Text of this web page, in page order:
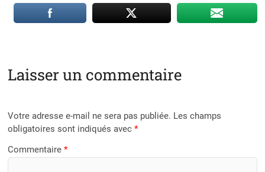
Laisser un commentaire
Votre adresse e-mail ne sera pas publiée. Les champs
obligatoires sont indiqués avec*
Commentaire*